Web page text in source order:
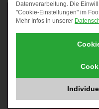
Datenverarbeitung. Die
"Cookie-Einstellungen" im
Mehr Infos in unserer